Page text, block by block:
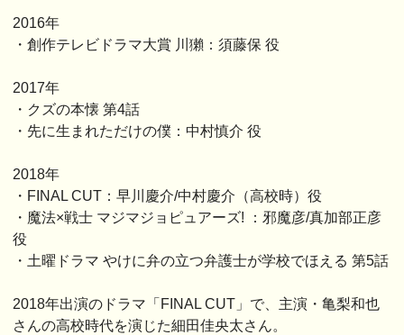
2016年
・創作テレビドラマ大賞 川獺：須藤保 役
2017年
・クズの本懐 第4話
・先に生まれただけの僕：中村慎介 役
2018年
・FINAL CUT：早川慶介/中村慶介（高校時）役
・魔法×戦士 マジマジョピュアーズ! ：邪魔彦/真加部正彦
役
・土曜ドラマ やけに弁の立つ弁護士が学校でほえる 第5話
2018年出演のドラマ「FINAL CUT」で、主演・亀梨和也
さんの高校時代を演じた細田佳央太さん。